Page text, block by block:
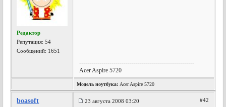
Редактор
Репутация:54
Сообщений: 1651
---------------------------------------------------------
Acer Aspire 5720
Модель ноутбука: Acer Aspire 5720
boasoft 23 августа 2008 03:20 #42